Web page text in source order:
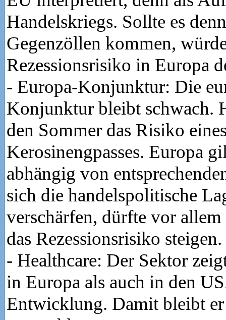
Handelskriegs. Sollte es
Gegenzöllen kommen,
Rezessionsrisiko in Europa
- Europa-Konjunktur: Die
Konjunktur bleibt schwach.
den Sommer das Risiko
Kerosinengpasses. Europa
abhängig von
sich die handelspolitische
verschärfen, dürfte vor
das Rezessionsrisiko steigen.
- Healthcare: Der Sektor
in Europa als auch in den
Entwicklung. Damit bleibt